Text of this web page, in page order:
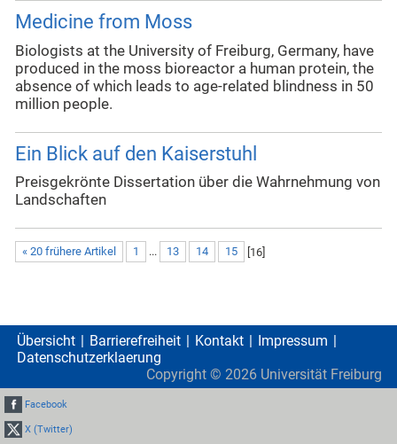
Medicine from Moss
Biologists at the University of Freiburg, Germany, have
produced in the moss bioreactor a human protein, the
absence of which leads to age-related blindness in 50
million people.
Ein Blick auf den Kaiserstuhl
Preisgekrönte Dissertation über die Wahrnehmung von
Landschaften
« 20 frühere Artikel 1 ... 13 14 15 [16]
Übersicht Barrierefreiheit Kontakt
Impressum
Datenschutzerklaerung
Copyright © 2026 Universität Freiburg
Facebook
X (Twitter)